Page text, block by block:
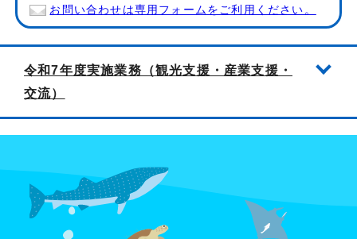
お問い合わせは専用フォームをご利用ください。
令和7年度実施業務（観光支援・産業支援・
交流）